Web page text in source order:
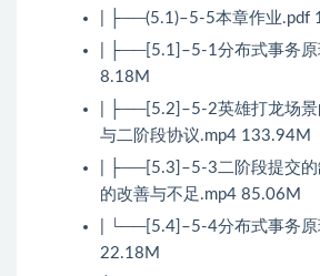
| ├──(5.1)–5-5本章作业.pdf
| ├──[5.1]–5-1分布式事务
8.18M
| ├──[5.2]–5-2英雄打龙场景
与二阶段协议.mp4 133.94M
| ├──[5.3]–5-3二阶段提交的
的改善与不足.mp4 85.06M
| └──[5.4]–5-4分布式事务
22.18M